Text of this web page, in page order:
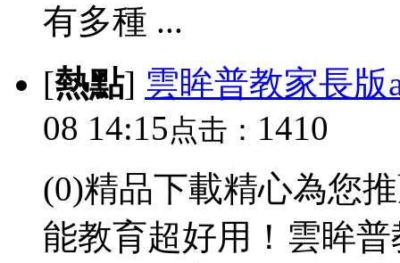
有多種 ...
[熱點] 雲眸普教家長版
08 14:15点击： 1410
(0)精品下載精心為您
能教育超好用！雲眸